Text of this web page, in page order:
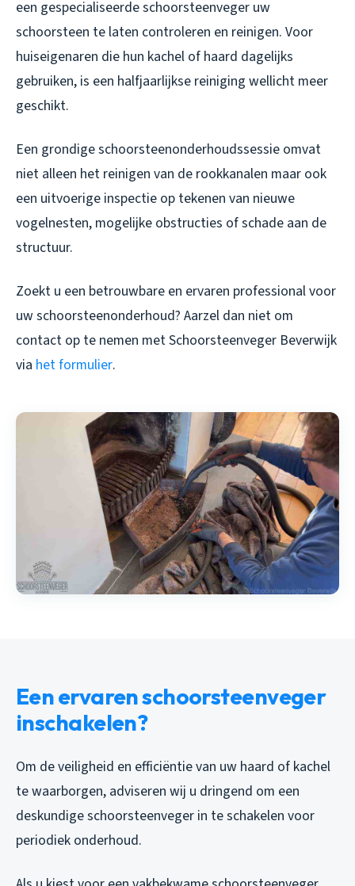
een gespecialiseerde schoorsteenveger uw
schoorsteen te laten controleren en reinigen. Voor
huiseigenaren die hun kachel of haard dagelijks
gebruiken, is een halfjaarlijkse reiniging wellicht meer
geschikt.
Een grondige schoorsteenonderhoudssessie omvat
niet alleen het reinigen van de rookkanalen maar ook
een uitvoerige inspectie op tekenen van nieuwe
vogelnesten, mogelijke obstructies of schade aan de
structuur.
Zoekt u een betrouwbare en ervaren professional voor
uw schoorsteenonderhoud? Aarzel dan niet om
contact op te nemen met Schoorsteenveger Beverwijk
via het formulier.
Een ervaren schoorsteenveger
inschakelen?
Om de veiligheid en efficiëntie van uw haard of kachel
te waarborgen, adviseren wij u dringend om een
deskundige schoorsteenveger in te schakelen voor
periodiek onderhoud.